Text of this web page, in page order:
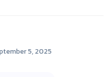
5, 2025